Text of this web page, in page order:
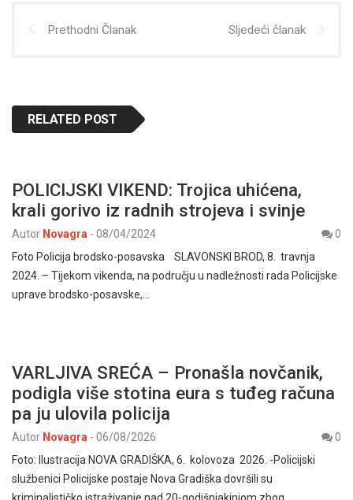
Prethodni Članak Sljedeći članak
RELATED POST
POLICIJSKI VIKEND: Trojica uhićena,
krali gorivo iz radnih strojeva i svinje
Autor Novagra - 08/04/2024
0
Foto Policija brodsko-posavska SLAVONSKI BROD, 8. travnja
2024. – Tijekom vikenda, na području u nadležnosti rada Policijske
uprave brodsko-posavske,…
VARLJIVA SREĆA – Pronašla novčanik,
podigla više stotina eura s tuđeg računa
pa ju ulovila policija
Autor Novagra - 06/08/2026
0
Foto: Ilustracija NOVA GRADIŠKA, 6. kolovoza 2026. -Policijski
službenici Policijske postaje Nova Gradiška dovršili su
kriminalističko istraživanje nad 20-godišnjakinjom zbog…